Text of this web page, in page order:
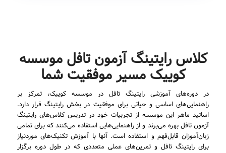
کلاس رایتینگ آزمون تافل موسسه
کوییک مسیر موفقیت شما
در دوره‌های آموزشی رایتینگ تافل در موسسه کوییک، تمرکز بر
راهنمایی‌های اساسی و حیاتی برای موفقیت در بخش رایتینگ قرار دارد.
اساتید ماهر این موسسه از تجربیات خود در تدریس کلاس‌های رایتینگ
آزمون تافل بهره می‌برند و از راهنمایی‌هایی استفاده می‌کنند که برای تمامی
زبان‌آموزان قابل‌فهم و استفاده است. آنها با آموزش تکنیک‌های موردنیاز
برای رایتینگ تافل و تمرین‌های عملی متعددی که در طول دوره برگزار